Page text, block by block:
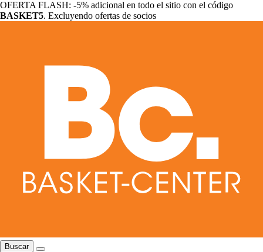
OFERTA FLASH: -5% adicional en todo el sitio con el código
BASKET5. Excluyendo ofertas de socios
Buscar